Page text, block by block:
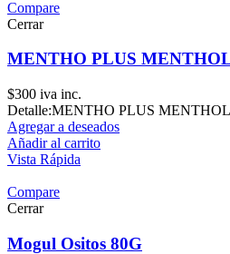
Compare
Cerrar
MENTHO PLUS
$300 iva inc.
Detalle:MENTHO PLUS MENTHOL
Agregar a deseados
Añadir al carrito
Vista Rápida
Compare
Cerrar
Mogul Ositos 80G